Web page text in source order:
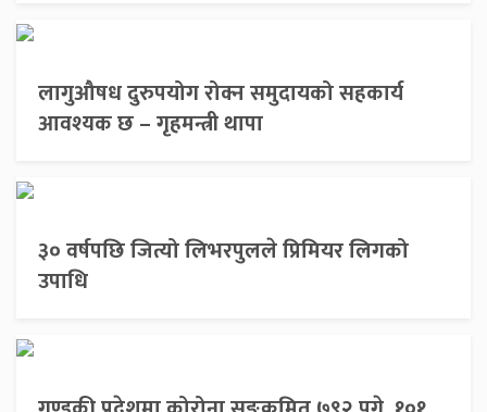
लागुऔषध दुरुपयोग रोक्न समुदायको सहकार्य
आवश्यक छ – गृहमन्त्री थापा
३० वर्षपछि जित्यो लिभरपुलले प्रिमियर लिगको
उपाधि